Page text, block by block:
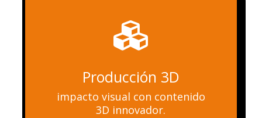

Producción 3D
impacto visual con contenido
3D innovador.